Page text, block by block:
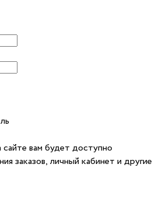
вам будет доступно
заказов, личный кабинет и другие